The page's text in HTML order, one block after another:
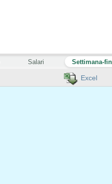
Excel
Salari Settimana-